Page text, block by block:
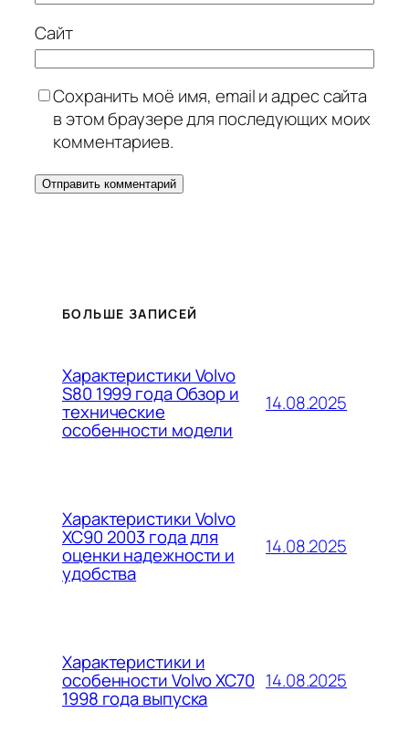
Сайт
Сохранить моё имя, email и адрес сайта
в этом браузере для последующих моих
комментариев.
БОЛЬШЕ ЗАПИСЕЙ
Характеристики Volvo
S80 1999 года Обзор и
технические
особенности модели
14.08.2025
Характеристики Volvo
XC90 2003 года для
оценки надежности и
удобства
14.08.2025
Характеристики и
особенности Volvo XC70
1998 года выпуска
14.08.2025